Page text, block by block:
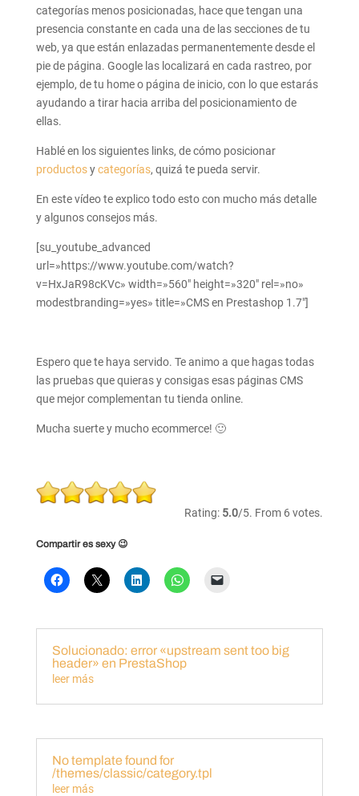
categorías menos posicionadas, hace que tengan una
presencia constante en cada una de las secciones de tu
web, ya que están enlazadas permanentemente desde el
pie de página. Google las localizará en cada rastreo, por
ejemplo, de tu home o página de inicio, con lo que estarás
ayudando a tirar hacia arriba del posicionamiento de
ellas.
Hablé en los siguientes links, de cómo posicionar
productosycategorías, quizá te pueda servir.
En este vídeo te explico todo esto con mucho más detalle
y algunos consejos más.
[su_youtube_advanced
url=»https://www.youtube.com/watch?
v=HxJaR98cKVc» width=»560″ height=»320″ rel=»no»
modestbranding=»yes» title=»CMS en Prestashop 1.7″]
Espero que te haya servido. Te animo a que hagas todas
las pruebas que quieras y consigas esas páginas CMS
que mejor complementan tu tienda online.
Mucha suerte y mucho ecommerce! 🙂
Rate
this
Rating
Rating: 5.0/5. From 6 votes.
Compartir es sexy 😉
Solucionado: error «upstream sent too big
header» en PrestaShop
leer más
No template found for
/themes/classic/category.tpl
leer más